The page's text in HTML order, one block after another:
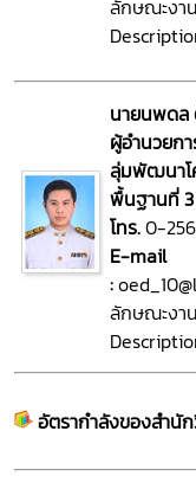
ลักษณะงา
นายนพดล
ผู้อำนวยก
ลุ่มพัฒนาโ
พื้นฐานที่ 3
โทร.0-
E-mail
:
ลักษณะงา
อัตรากำลังของสำ